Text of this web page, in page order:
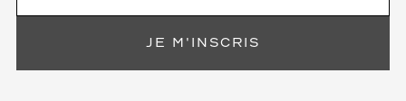
JE M'INSCRIS